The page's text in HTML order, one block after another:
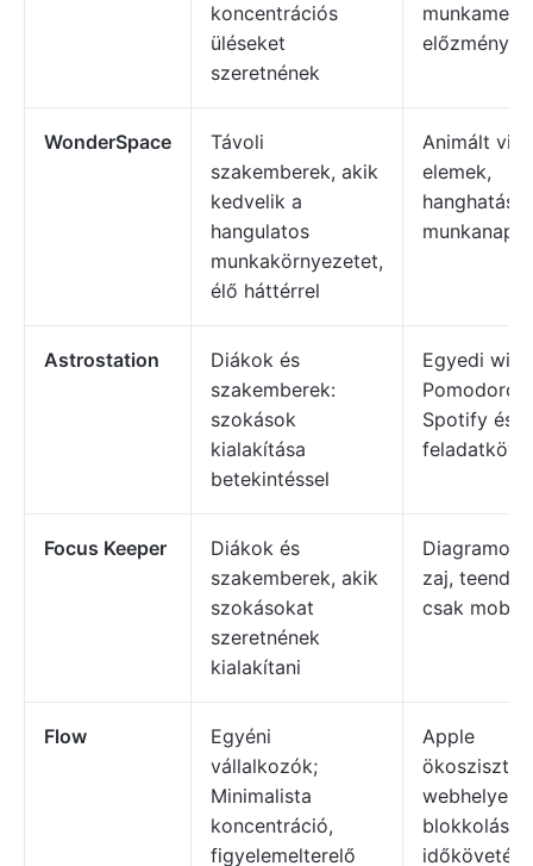
koncentrációs
üléseket
szeretnének
előzmények
WonderSpace
Távoli
szakemberek, akik
kedvelik a
hangulatos
munkakörnyezetet,
élő háttérrel
Animált
elemek,
munkanapló
Astrostation
Diákok és
szakemberek:
szokások
kialakítása
betekintéssel
Egyedi
Pomodoro
Spotify és
Focus Keeper
Diákok és
szakemberek, akik
szokásokat
szeretnének
kialakítani
Diagramok,
zaj,
csak
Flow
Egyéni
vállalkozók;
Minimalista
koncentráció,
figyelemelterelő
Apple
webhelyek
blokkolása
időkövetés